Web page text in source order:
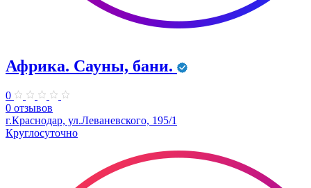
Африка. Сауны, бани.
0
0 отзывов
г.Краснодар, ул.Леваневского, 195/1
Круглосуточно